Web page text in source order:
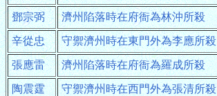
鄧宗弼 濟州陷落時在府衙為林沖所殺
辛從忠 守禦濟州時在東門外為李應所殺
張應雷 濟州陷落時在府衙為羅成所殺
陶震霆 守禦濟州時在西門外為張清所殺